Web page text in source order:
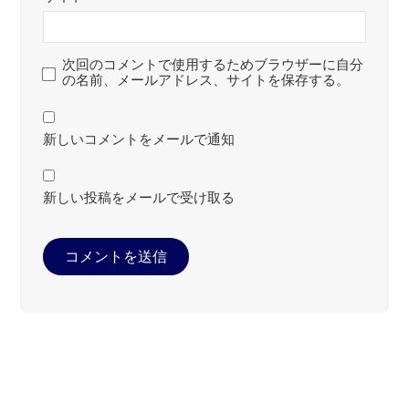
次回のコメントで使用するためブラウザーに自分
の名前、メールアドレス、サイトを保存する。
新しいコメントをメールで通知
新しい投稿をメールで受け取る